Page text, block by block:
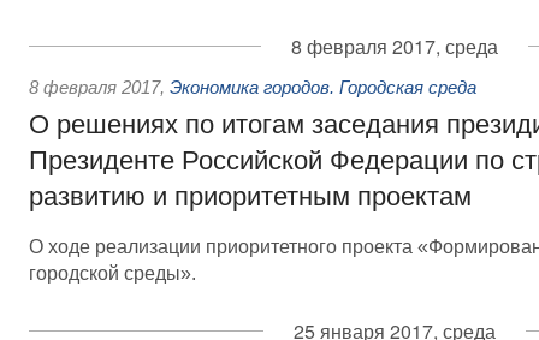
8 февраля 2017, среда
8 февраля 2017, Экономика городов. Городская среда
О решениях по итогам заседания
Президенте Российской Федерации по
развитию и приоритетным проектам
О ходе реализации приоритетного проекта
городской среды».
25 января 2017, среда